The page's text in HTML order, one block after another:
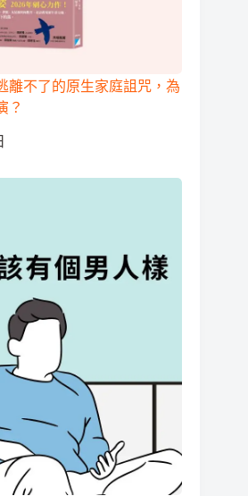
離不了的原生家庭詛咒，為
？